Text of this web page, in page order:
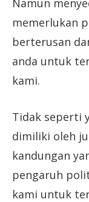
Namun
memerlukan
berterusan
anda untuk
kami.
Tidak seperti
dimiliki oleh
kandungan
pengaruh
kami untuk